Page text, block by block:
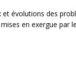
évolutions des
en exergue par